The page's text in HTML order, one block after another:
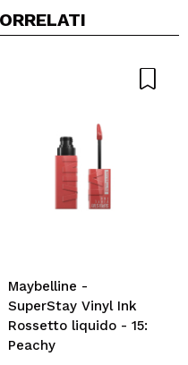
o una foto
Maybelline -
SuperStay Vinyl Ink
Rossetto liquido - 15:
Peachy